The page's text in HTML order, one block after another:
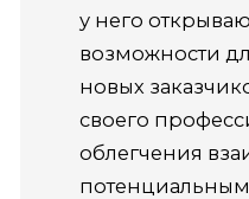
у него
возможности
новых
своего
облегчения